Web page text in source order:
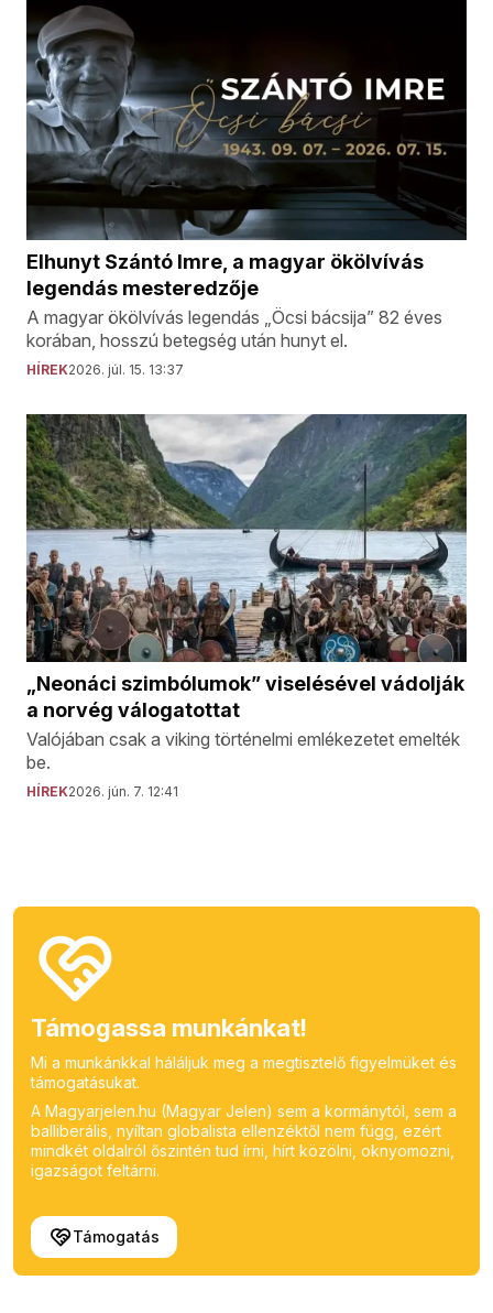
Elhunyt Szántó Imre, a magyar ökölvívás
legendás mesteredzője
A magyar ökölvívás legendás „Öcsi bácsija” 82 éves
korában, hosszú betegség után hunyt el.
HÍREK2026. júl. 15. 13:37
„Neonáci szimbólumok” viselésével vádolják
a norvég válogatottat
Valójában csak a viking történelmi emlékezetet emelték
be.
HÍREK2026. jún. 7. 12:41
Támogassa munkánkat!
Mi a munkánkkal háláljuk meg a megtisztelő figyelmüket és
támogatásukat.
A Magyarjelen.hu (Magyar Jelen) sem a kormánytól, sem a
balliberális, nyíltan globalista ellenzéktől nem függ, ezért
mindkét oldalról őszintén tud írni, hírt közölni, oknyomozni,
igazságot feltárni.
Támogatás